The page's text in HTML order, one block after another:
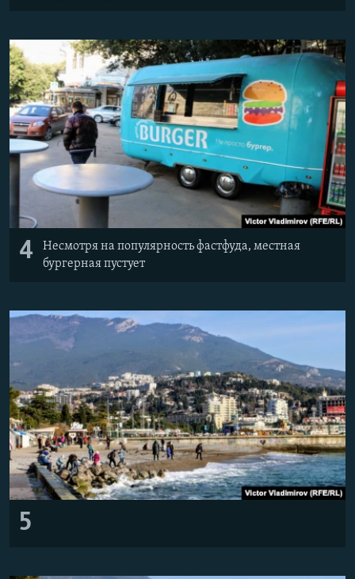
4
Несмотря на популярность фастфуда, местная
бургерная пустует
5